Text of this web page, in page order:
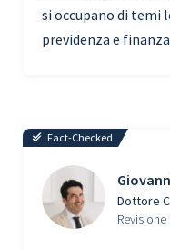
si occupano di temi
previdenza e
Fact-Checked
Dottore